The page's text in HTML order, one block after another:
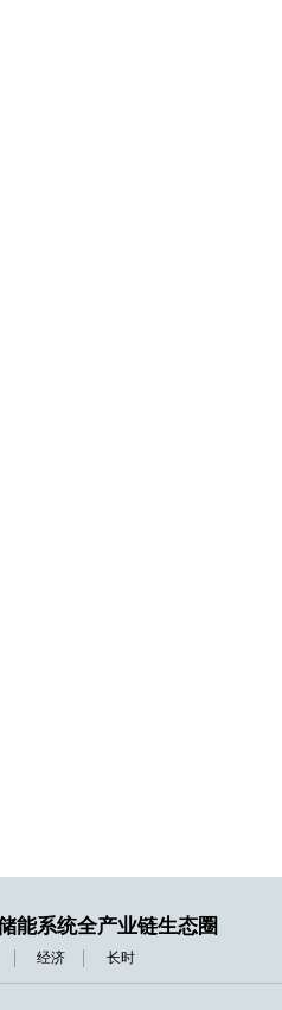
能系统全产业链生态圈
经济 长时